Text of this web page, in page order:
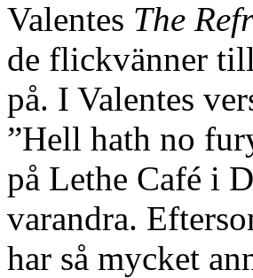
Valentes The
de flickvänner till
på. I Valentes
”Hell hath no
på Lethe Café i
varandra.
har så mycket